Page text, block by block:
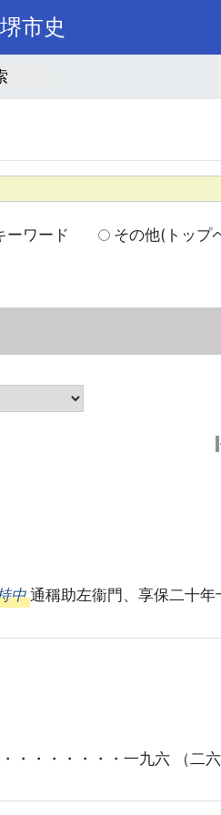
市史
ーワード その他(トップ
中 通稱助左衞門、享保二十
・・・・・・・一九六 （二